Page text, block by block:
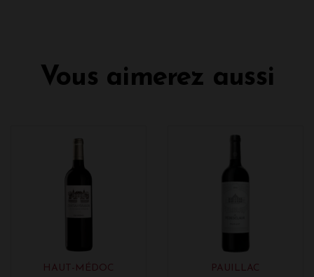
Vous aimerez aussi
HAUT-MÉDOC PAUILLAC